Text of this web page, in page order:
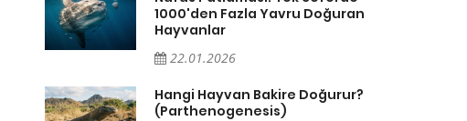
1000'den Fazla Yavru Doğuran
Hayvanlar
22.01.2026
Hangi Hayvan Bakire Doğurur?
(Parthenogenesis)